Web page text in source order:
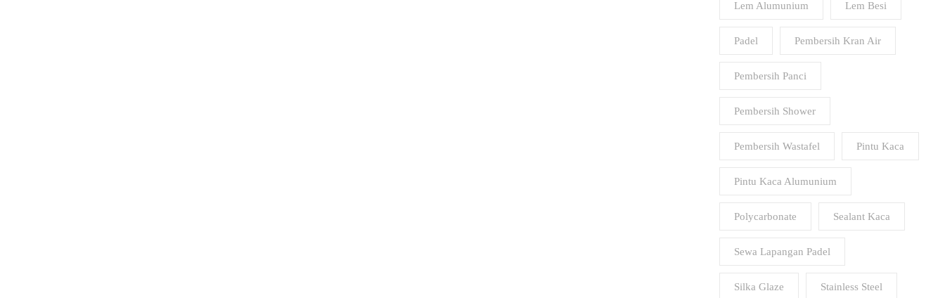
Lem Alumunium Lem Besi
Padel Pembersih Kran Air
Pembersih Panci
Pembersih Shower
Pembersih Wastafel Pintu Kaca
Pintu Kaca Alumunium
Polycarbonate Sealant Kaca
Sewa Lapangan Padel
Silka Glaze Stainless Steel